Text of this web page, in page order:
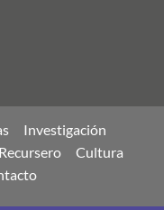
Investigación
Recursero
Cultura